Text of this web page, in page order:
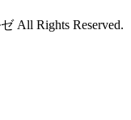
All Rights Reserved.